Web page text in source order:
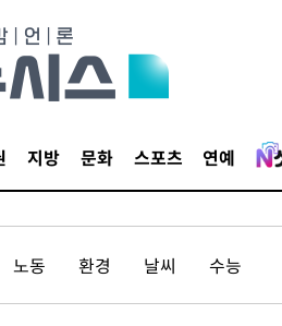
지방 문화 스포츠 연예
노동 환경 날씨 수능